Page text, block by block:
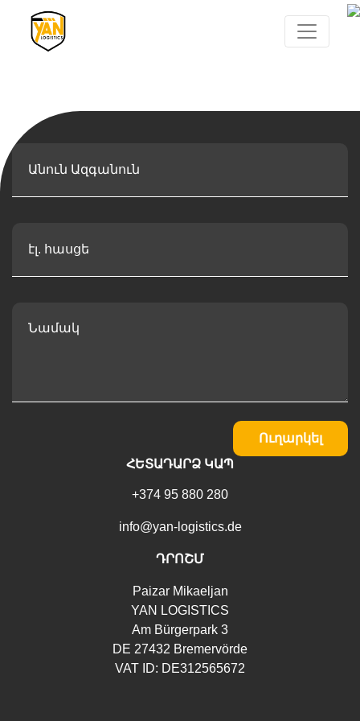
ՀԵՏԱԴԱՐՁ ԿԱՊ
+374 95 880 280
info@yan-logistics.de
ԴՐՈՇՄ
Paizar Mikaeljan
YAN LOGISTICS
Am Bürgerpark 3
DE 27432 Bremervörde
VAT ID: DE312565672
Ուղարկել